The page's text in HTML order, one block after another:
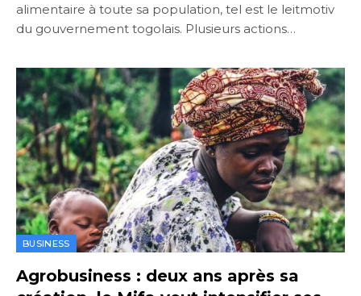
alimentaire à toute sa population, tel est le leitmotiv
du gouvernement togolais. Plusieurs actions…
BUSINESS
Agrobusiness : deux ans après sa